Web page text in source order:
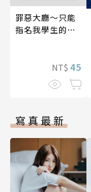
罪惡大廳～只能
指名我學生的店
NT$ 45
寫真最新